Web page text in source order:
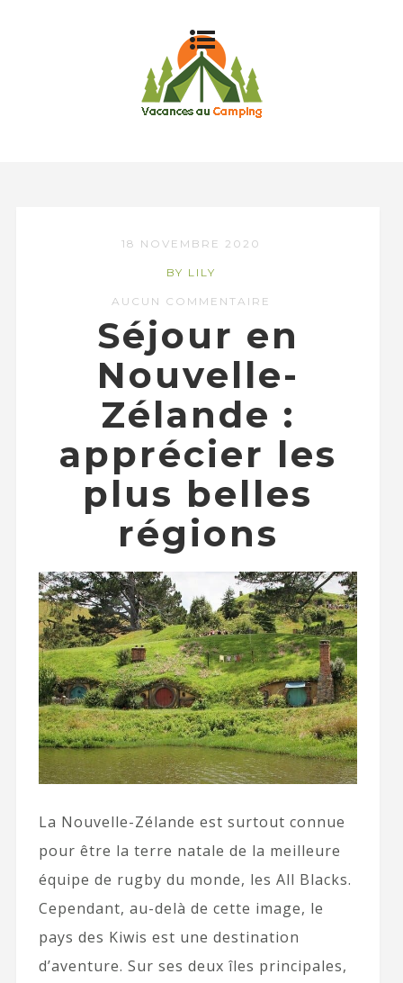
18 NOVEMBRE 2020
BY LILY
AUCUN COMMENTAIRE
Séjour en
Nouvelle-
Zélande :
apprécier les
plus belles
régions
La Nouvelle-Zélande est surtout connue
pour être la terre natale de la meilleure
équipe de rugby du monde, les All Blacks.
Cependant, au-delà de cette image, le
pays des Kiwis est une destination
d’aventure. Sur ses deux îles principales,